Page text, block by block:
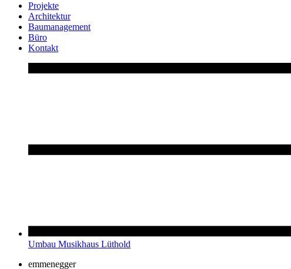
Projekte
Architektur
Baumanagement
Büro
Kontakt
Umbau Musikhaus Lüthold
emmenegger